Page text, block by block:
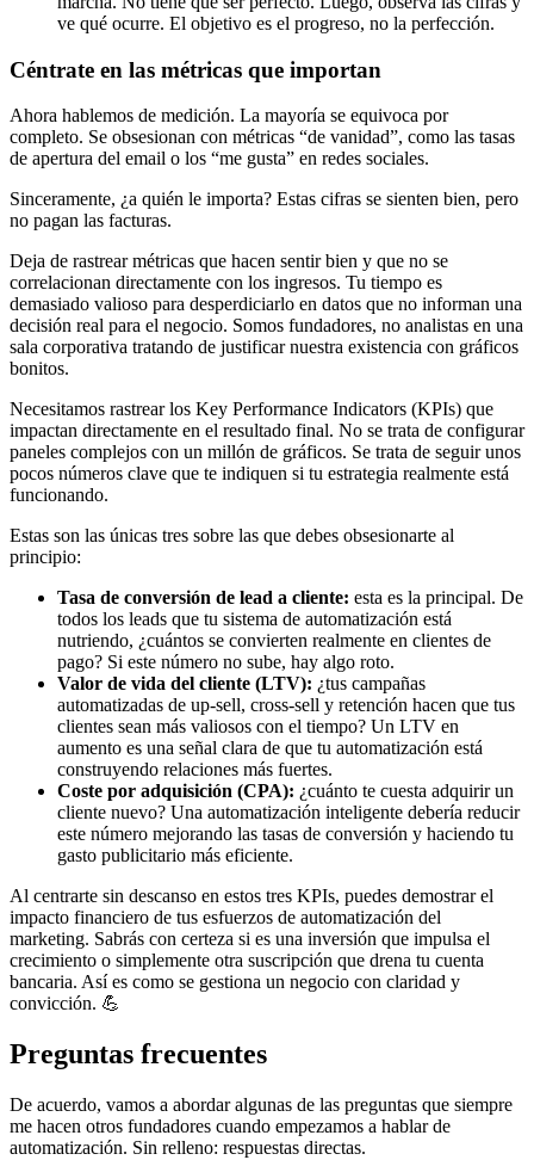
ve qué ocurre. El objetivo es el progreso, no la perfección.
Céntrate en las métricas que importan
Ahora hablemos de medición. La mayoría se equivoca por
completo. Se obsesionan con métricas “de vanidad”, como las tasas
de apertura del email o los “me gusta” en redes sociales.
Sinceramente, ¿a quién le importa? Estas cifras se sienten bien, pero
no pagan las facturas.
Deja de rastrear métricas que hacen sentir bien y que no se
correlacionan directamente con los ingresos. Tu tiempo es
demasiado valioso para desperdiciarlo en datos que no informan una
decisión real para el negocio. Somos fundadores, no analistas en una
sala corporativa tratando de justificar nuestra existencia con gráficos
bonitos.
Necesitamos rastrear los Key Performance Indicators (KPIs) que
impactan directamente en el resultado final. No se trata de configurar
paneles complejos con un millón de gráficos. Se trata de seguir unos
pocos números clave que te indiquen si tu estrategia realmente está
funcionando.
Estas son las únicas tres sobre las que debes obsesionarte al
principio:
Tasa de conversión de lead a cliente: esta es la principal. De
todos los leads que tu sistema de automatización está
nutriendo, ¿cuántos se convierten realmente en clientes de
pago? Si este número no sube, hay algo roto.
Valor de vida del cliente (LTV): ¿tus campañas
automatizadas de up-sell, cross-sell y retención hacen que tus
clientes sean más valiosos con el tiempo? Un LTV en
aumento es una señal clara de que tu automatización está
construyendo relaciones más fuertes.
Coste por adquisición (CPA): ¿cuánto te cuesta adquirir un
cliente nuevo? Una automatización inteligente debería reducir
este número mejorando las tasas de conversión y haciendo tu
gasto publicitario más eficiente.
Al centrarte sin descanso en estos tres KPIs, puedes demostrar el
impacto financiero de tus esfuerzos de automatización del
marketing. Sabrás con certeza si es una inversión que impulsa el
crecimiento o simplemente otra suscripción que drena tu cuenta
bancaria. Así es como se gestiona un negocio con claridad y
convicción. 💪
Preguntas frecuentes
De acuerdo, vamos a abordar algunas de las preguntas que siempre
me hacen otros fundadores cuando empezamos a hablar de
automatización. Sin relleno: respuestas directas.